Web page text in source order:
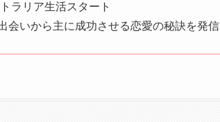
ラリア生活スタート
会いから主に成功させる恋愛の秘訣を発信